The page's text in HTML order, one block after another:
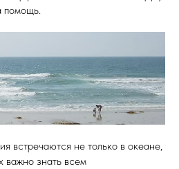
помощь.
встречаются не только в океане,
важно знать всем